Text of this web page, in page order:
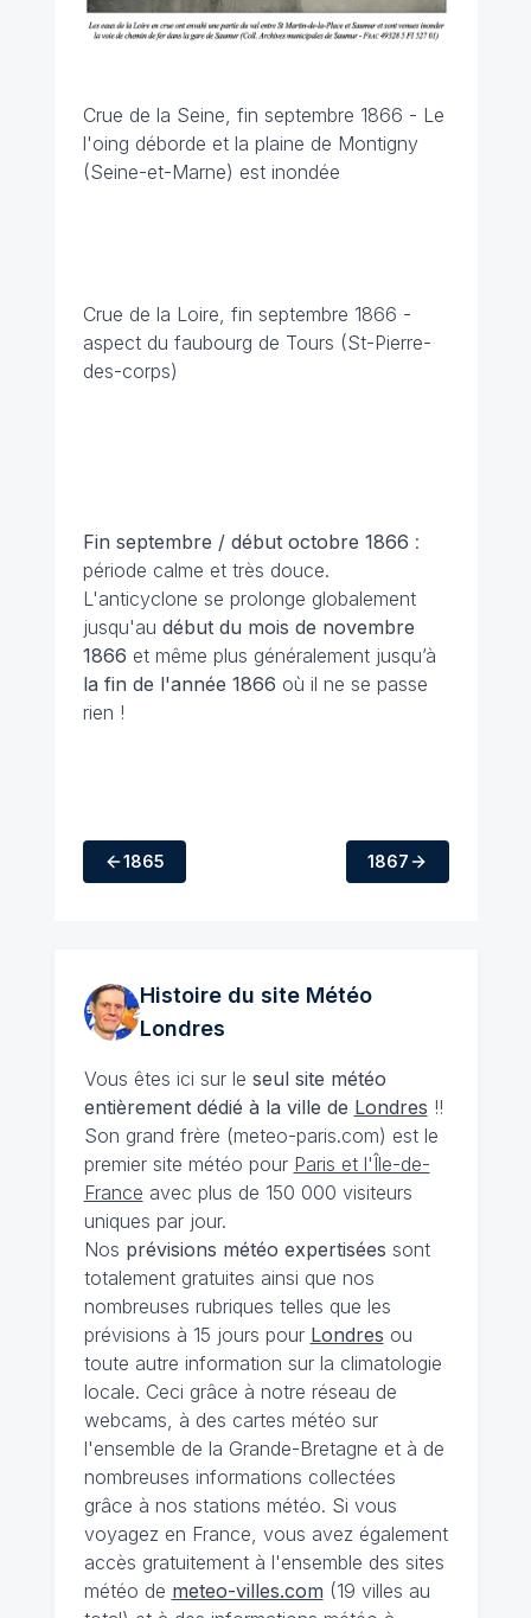
Crue de la Seine, fin septembre 1866 - Le
l'oing déborde et la plaine de Montigny
(Seine-et-Marne) est inondée
Crue de la Loire, fin septembre 1866 -
aspect du faubourg de Tours (St-Pierre-
des-corps)
Fin septembre / début octobre 1866 :
période calme et très douce.
L'anticyclone se prolonge globalement
jusqu'au début du mois de novembre
1866 et même plus généralement jusqu’à
la fin de l'année 1866 où il ne se passe
rien !
1865 1867
Histoire du site Météo
Londres
Vous êtes ici sur le seul site météo
entièrement dédié à la ville de Londres !!
Son grand frère (meteo-paris.com) est le
premier site météo pour Paris et l'Île-de-
France avec plus de 150 000 visiteurs
uniques par jour.
Nos prévisions météo expertisées sont
totalement gratuites ainsi que nos
nombreuses rubriques telles que les
prévisions à 15 jours pour Londres ou
toute autre information sur la climatologie
locale. Ceci grâce à notre réseau de
webcams, à des cartes météo sur
l'ensemble de la Grande-Bretagne et à de
nombreuses informations collectées
grâce à nos stations météo. Si vous
voyagez en France, vous avez également
accès gratuitement à l'ensemble des sites
météo de meteo-villes.com (19 villes au